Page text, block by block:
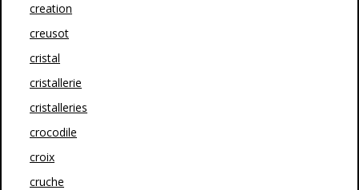
creation
creusot
cristal
cristallerie
cristalleries
crocodile
croix
cruche